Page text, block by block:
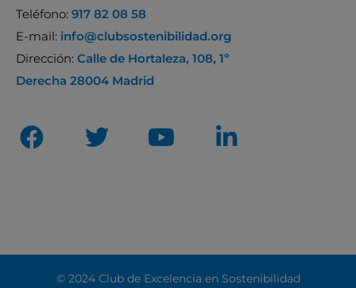
Teléfono: 917 82 08 58
E-mail: info@clubsostenibilidad.org
Dirección: Calle de Hortaleza, 108, 1º
Derecha 28004 Madrid
© 2024 Club de Excelencia en Sostenibilidad